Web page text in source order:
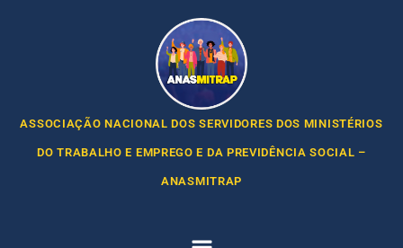
ASSOCIAÇÃO NACIONAL DOS SERVIDORES DOS MINISTÉRIOS
DO TRABALHO E EMPREGO E DA PREVIDÊNCIA SOCIAL –
ANASMITRAP